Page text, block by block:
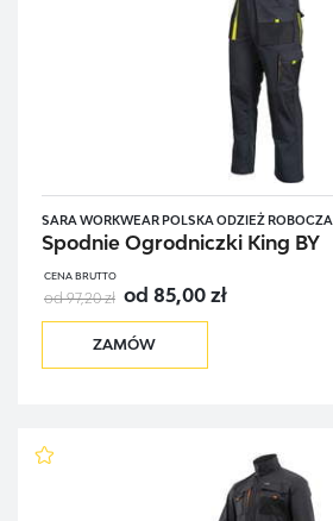
SARA WORKWEAR POLSKA ODZIEŻ ROBOCZA
Spodnie Ogrodniczki King BY
CENA BRUTTO
od 97,20 zł od 85,00 zł
ZAMÓW